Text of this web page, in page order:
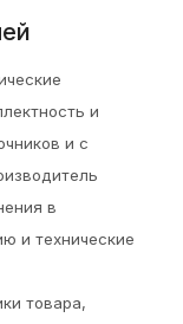
и
и с
в
и технические
товара,